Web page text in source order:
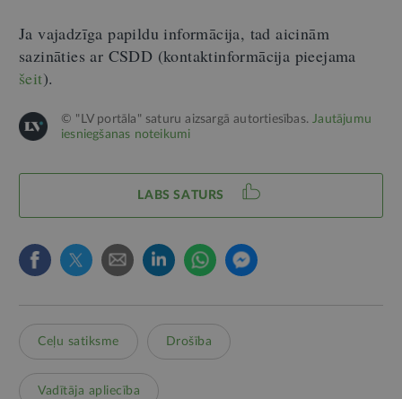
Ja vajadzīga papildu informācija, tad aicinām
sazināties ar CSDD (kontaktinformācija pieejama
šeit).
© "LV portāla" saturu aizsargā autortiesības.Jautājumu
iesniegšanas noteikumi
LABS SATURS
Ceļu satiksme Drošība
Vadītāja apliecība